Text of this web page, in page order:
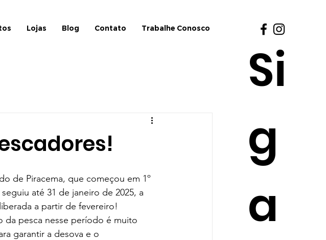
Lojas Blog Contato Trabalhe Conosco
Si
g
a
de Piracema, que começou em 1º
até 31 de janeiro de 2025, a
a partir de fevereiro!
da pesca nesse período é muito
garantir a desova e o